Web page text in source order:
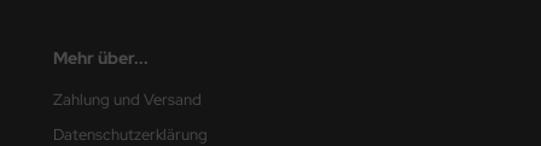
Mehr über...
Zahlung und Versand
Datenschutzerklärung